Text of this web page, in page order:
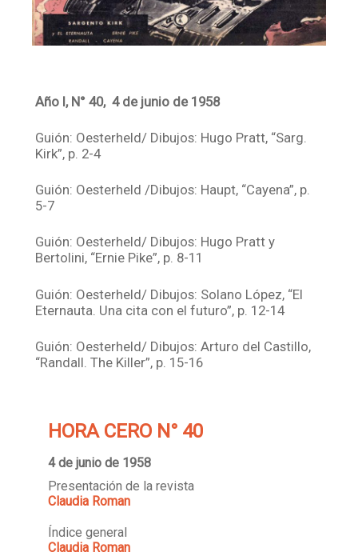
Año I, N° 40, 4 de junio de 1958
Guión: Oesterheld/ Dibujos: Hugo Pratt, “Sarg.
Kirk”, p. 2-4
Guión: Oesterheld /Dibujos: Haupt, “Cayena”, p.
5-7
Guión: Oesterheld/ Dibujos: Hugo Pratt y
Bertolini, “Ernie Pike”, p. 8-11
Guión: Oesterheld/ Dibujos: Solano López, “El
Eternauta. Una cita con el futuro”, p. 12-14
Guión: Oesterheld/ Dibujos: Arturo del Castillo,
“Randall. The Killer”, p. 15-16
HORA CERO N° 40
4 de junio de 1958
Presentación de la revista
Claudia Roman
Índice general
Claudia Roman